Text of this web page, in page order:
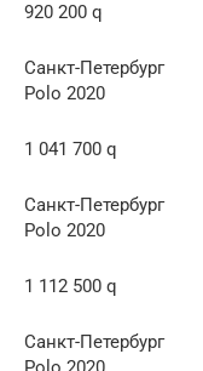
920 200 q
Санкт-Петербург
Polo 2020
1 041 700 q
Санкт-Петербург
Polo 2020
1 112 500 q
Санкт-Петербург